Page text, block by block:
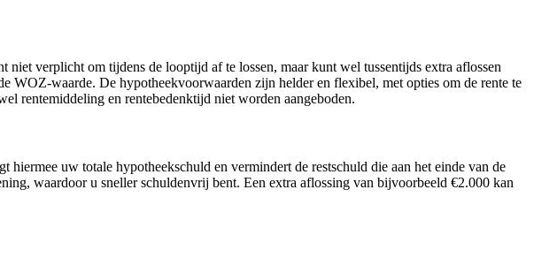
verplicht om tijdens de looptijd af te lossen, maar kunt wel tussentijds extra aflossen
WOZ-waarde. De hypotheekvoorwaarden zijn helder en flexibel, met opties om de rente te
rentemiddeling en rentebedenktijd niet worden aangeboden.
uw totale hypotheekschuld en vermindert de restschuld die aan het einde van de
waardoor u sneller schuldenvrij bent. Een extra aflossing van bijvoorbeeld €2.000 kan